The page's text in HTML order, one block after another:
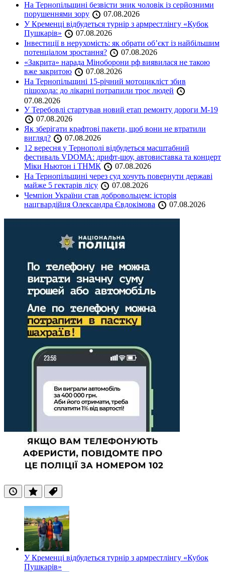
На Тернопільщині безвісти зник чоловік із серйозними
порушеннями зору
07.08.2026
У Кременці відбудеться турнір з армрестлінгу «Кубок
Пушкарів»
07.08.2026
Інвестиції в нерухомість: як обрати об’єкт із найбільшим
потенціалом зростання?
07.08.2026
«Закрита» нарада Міноборони рф виявилася не такою
вже закритою
07.08.2026
На Тернопільщині 15-річний мотоцикліст збив
пішохода: до лікарні потрапили троє людей
07.08.2026
У Теребовлі стартував новий етап ремонту дороги М-19
07.08.2026
Як зберігати крафтові пакети, щоб вони не втратили
вигляд?
07.08.2026
12 вересня у Тернополі відбудеться масштабний
фестиваль VDOMA: дрифт-шоу, автовиставка та концерт
Міки Ньютон і ТНМК
07.08.2026
На Тернопільщині через суд хочуть повернути державі
майже 5 гектарів лісу
07.08.2026
Чемпіон України став добровольцем: історія
нацгвардійця Олександра Євдокімова
07.08.2026
ОстанніПопулярні
Теги
У Кременці відбудеться турнір з армрестлінгу «Кубок
Пушкарів»